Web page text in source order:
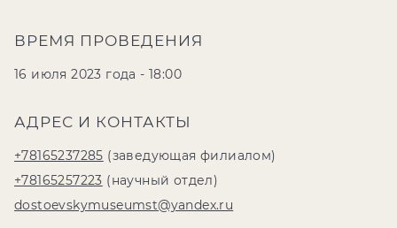
ВРЕМЯ ПРОВЕДЕНИЯ
16 июля 2023 года - 18:00
АДРЕС И КОНТАКТЫ
+78165237285 (заведующая филиалом)
+78165257223 (научный отдел)
dostoevskymuseumst@yandex.ru